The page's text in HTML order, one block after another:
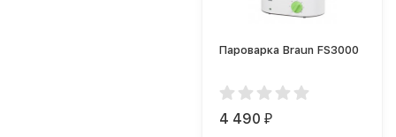
Пароварка Braun FS3000
4 490₽